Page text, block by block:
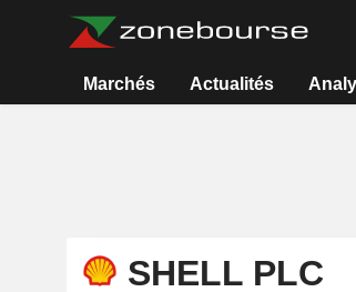
Marchés Actualités
SHELL PLC